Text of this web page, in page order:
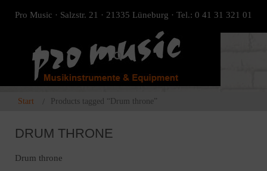
Pro Music · Salzstr. 21 · 21335 Lüneburg · Tel.: 0 41 31 321 01
Start Products tagged “Drum throne”
DRUM THRONE
Drum throne